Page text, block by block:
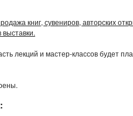
книг, сувениров, авторских
лекций и мастер-классов будет